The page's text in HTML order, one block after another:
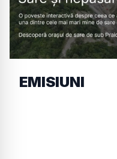
EMISIUNI